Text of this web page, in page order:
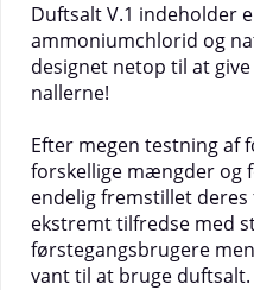
Duftsalt V.1 indeholder
ammoniumchlorid og
designet netop til at
nallerne!
Efter megen testning af
forskellige mængder og
endelig fremstillet
ekstremt tilfredse med
førstegangsbrugere
vant til at bruge duftsalt.